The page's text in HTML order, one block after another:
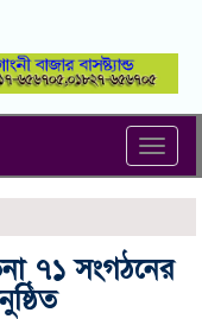
৭১ সংগঠনের